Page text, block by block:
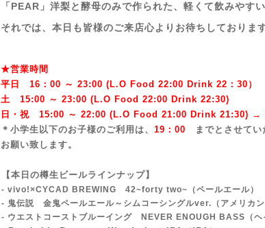
「PEAR」洋梨と酵母のみで作られた、軽くて飲みやす
それでは、本日も皆様のご来店心よりお待ちしておりま
★営業時間
平日 16：00 ～ 23:00 (L.O Food 22:00 Drink 22：30）
土 15:00 ～ 23:00 ( L.O Food 22:00 Drink 22:30)
日・祝 15:00 ～ 22:00 ( L.O Food 21:00 Drink 21:30) →
＊小学生以下のお子様のご利用は、 19：00
までとさせて
お願い致します。
【本日の樽生ビールラインナップ】
- vivo!×CYCAD BREWING 42~forty two~ （ペールエール）
- 鬼伝説 金鬼ペールエール～シムコーシングルver.（アメリカン
- ウエストコーストブルーイング NEVER ENOUGH BASS（ヘ